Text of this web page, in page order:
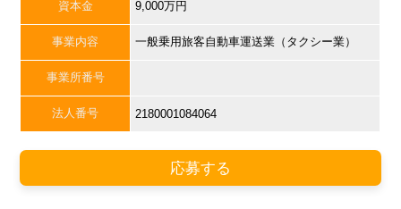
資本金 9,000万円
事業内容 一般乗用旅客自動車運送業（タクシー業）
事業所番号
法人番号 2180001084064
応募する